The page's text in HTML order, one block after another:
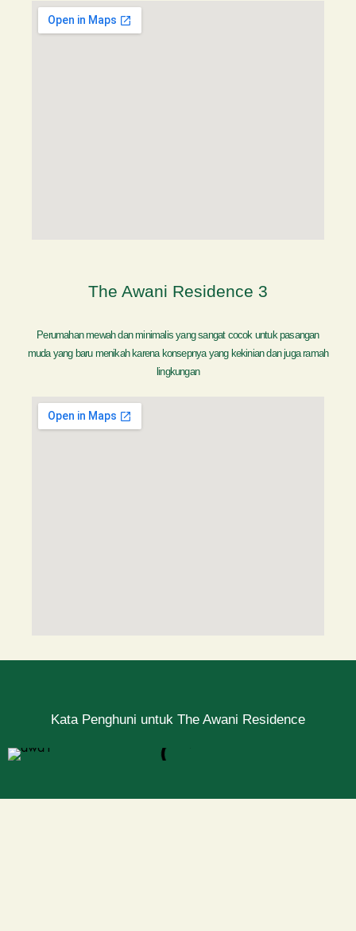
The Awani Residence 3
Perumahan mewah dan minimalis yang sangat cocok untuk pasangan
muda yang baru menikah karena konsepnya yang kekinian dan juga ramah
lingkungan
Kata Penghuni untuk The Awani Residence